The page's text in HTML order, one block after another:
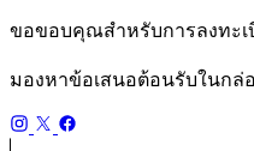
ขอขอบคุณสำหรับการลงทะเ
มองหาข้อเสนอต้อนรับในก